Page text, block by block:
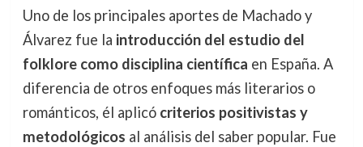
Uno de los principales aportes de Machado y
Álvarez fue la introducción del estudio del
folklore como disciplina científica en España. A
diferencia de otros enfoques más literarios o
románticos, él aplicó criterios positivistas y
metodológicos al análisis del saber popular. Fue